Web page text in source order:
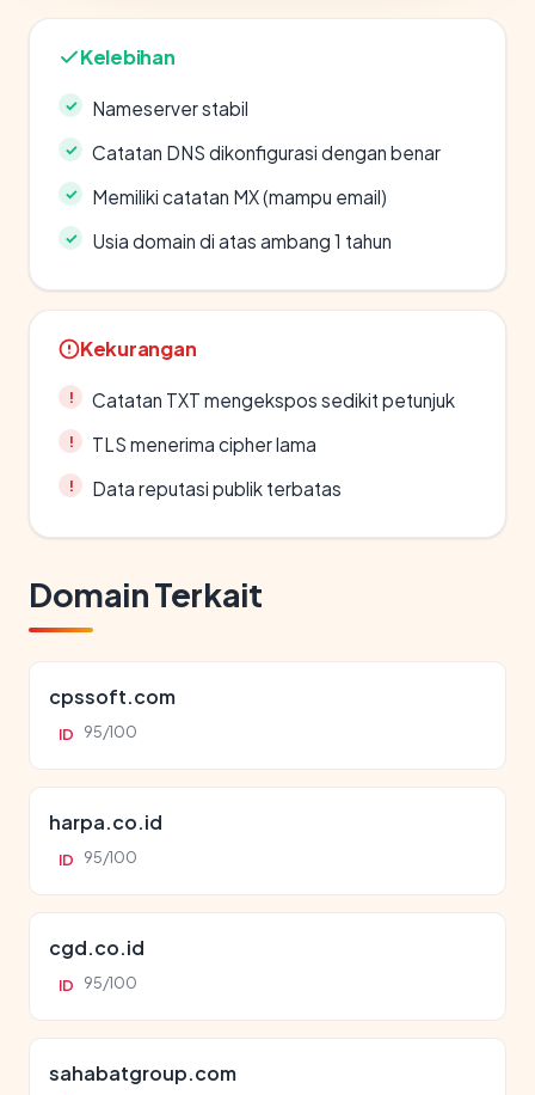
Kelebihan
Nameserver stabil
Catatan DNS dikonfigurasi dengan benar
Memiliki catatan MX (mampu email)
Usia domain di atas ambang 1 tahun
Kekurangan
Catatan TXT mengekspos sedikit petunjuk
TLS menerima cipher lama
Data reputasi publik terbatas
Domain Terkait
cpssoft.com
ID 95/100
harpa.co.id
ID 95/100
cgd.co.id
ID 95/100
sahabatgroup.com